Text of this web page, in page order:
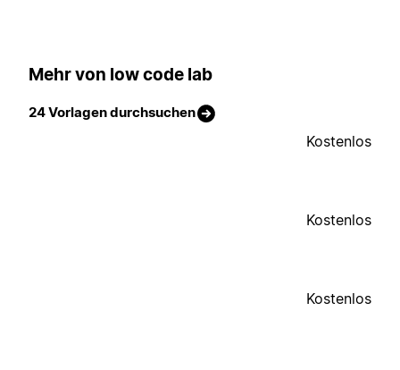
Mehr von low code lab
24 Vorlagen durchsuchen
Kostenlos
Kostenlos
Kostenlos